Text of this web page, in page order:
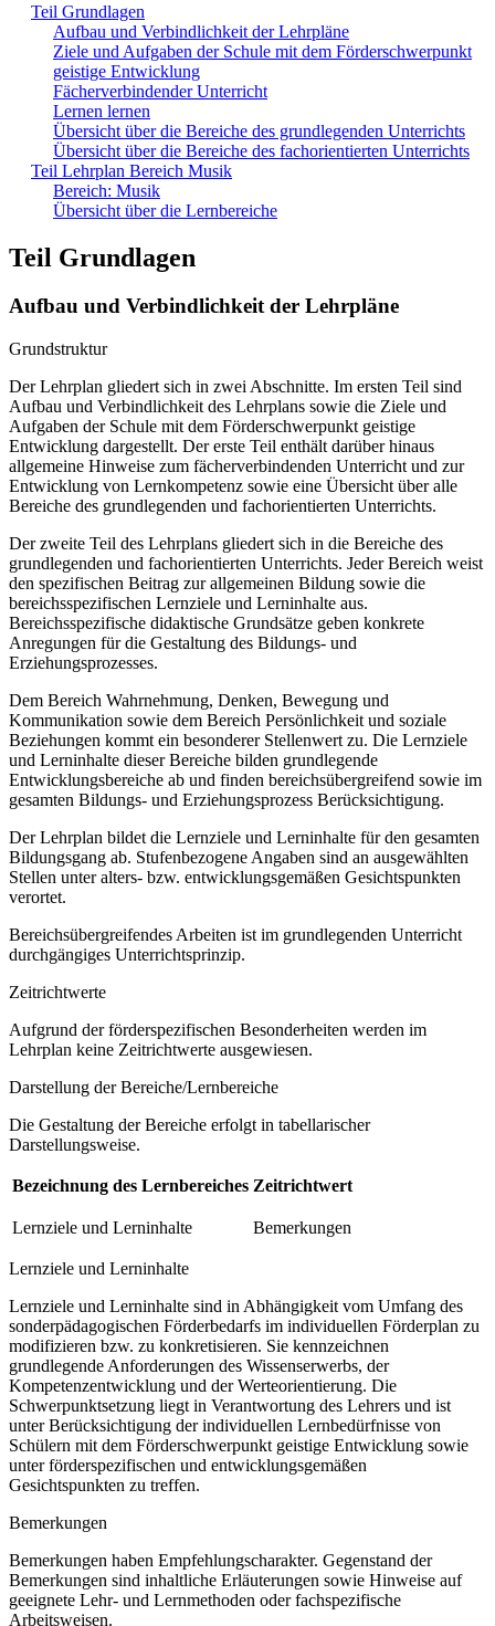
Teil Grundlagen
Aufbau und Verbindlichkeit der Lehrpläne
Ziele und Aufgaben der Schule mit dem Förderschwerpunkt
geistige Entwicklung
Fächerverbindender Unterricht
Lernen lernen
Übersicht über die Bereiche des grundlegenden Unterrichts
Übersicht über die Bereiche des fachorientierten Unterrichts
Teil Lehrplan Bereich Musik
Bereich: Musik
Übersicht über die Lernbereiche
Teil Grundlagen
Aufbau und Verbindlichkeit der Lehrpläne
Grundstruktur
Der Lehrplan gliedert sich in zwei Abschnitte. Im ersten Teil sind
Aufbau und Verbindlichkeit des Lehrplans sowie die Ziele und
Aufgaben der Schule mit dem Förderschwerpunkt geistige
Entwicklung dargestellt. Der erste Teil enthält darüber hinaus
allgemeine Hinweise zum fächerverbindenden Unterricht und zur
Entwicklung von Lernkompetenz sowie eine Übersicht über alle
Bereiche des grundlegenden und fachorientierten Unterrichts.
Der zweite Teil des Lehrplans gliedert sich in die Bereiche des
grundlegenden und fachorientierten Unterrichts. Jeder Bereich weist
den spezifischen Beitrag zur allgemeinen Bildung sowie die
bereichsspezifischen Lernziele und Lerninhalte aus.
Bereichsspezifische didaktische Grundsätze geben konkrete
Anregungen für die Gestaltung des Bildungs- und
Erziehungsprozesses.
Dem Bereich Wahrnehmung, Denken, Bewegung und
Kommunikation sowie dem Bereich Persönlichkeit und soziale
Beziehungen kommt ein besonderer Stellenwert zu. Die Lernziele
und Lerninhalte dieser Bereiche bilden grundlegende
Entwicklungsbereiche ab und finden bereichsübergreifend sowie im
gesamten Bildungs- und Erziehungsprozess Berücksichtigung.
Der Lehrplan bildet die Lernziele und Lerninhalte für den gesamten
Bildungsgang ab. Stufenbezogene Angaben sind an ausgewählten
Stellen unter alters- bzw. entwicklungsgemäßen Gesichtspunkten
verortet.
Bereichsübergreifendes Arbeiten ist im grundlegenden Unterricht
durchgängiges Unterrichtsprinzip.
Zeitrichtwerte
Aufgrund der förderspezifischen Besonderheiten werden im
Lehrplan keine Zeitrichtwerte ausgewiesen.
Darstellung der Bereiche/Lernbereiche
Die Gestaltung der Bereiche erfolgt in tabellarischer
Darstellungsweise.
Bezeichnung des Lernbereiches Zeitrichtwert
Lernziele und Lerninhalte Bemerkungen
Lernziele und Lerninhalte
Lernziele und Lerninhalte sind in Abhängigkeit vom Umfang des
sonderpädagogischen Förderbedarfs im individuellen Förderplan zu
modifizieren bzw. zu konkretisieren. Sie kennzeichnen
grundlegende Anforderungen des Wissenserwerbs, der
Kompetenzentwicklung und der Werteorientierung. Die
Schwerpunktsetzung liegt in Verantwortung des Lehrers und ist
unter Berücksichtigung der individuellen Lernbedürfnisse von
Schülern mit dem Förderschwerpunkt geistige Entwicklung sowie
unter förderspezifischen und entwicklungsgemäßen
Gesichtspunkten zu treffen.
Bemerkungen
Bemerkungen haben Empfehlungscharakter. Gegenstand der
Bemerkungen sind inhaltliche Erläuterungen sowie Hinweise auf
geeignete Lehr- und Lernmethoden oder fachspezifische
Arbeitsweisen.